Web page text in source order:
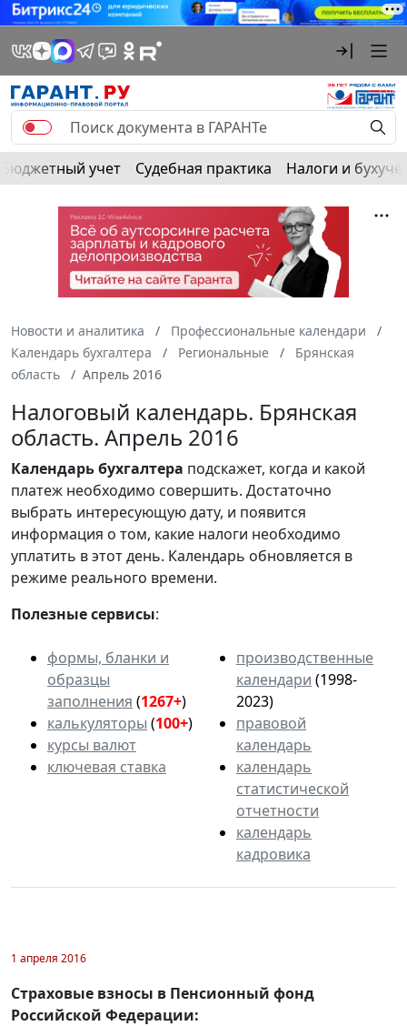
Бюджетный учет Судебная практика Налоги и
Новости и аналитика
Профессиональные календари
Календарь бухгалтера
Региональные
Брянская
область
Апрель 2016
Налоговый календарь. Брянская
область. Апрель 2016
Календарьбухгалтера подскажет, когда и какой
платеж необходимо совершить. Достаточно
выбрать интересующую дату, и появится
информация о том, какие налоги необходимо
уплатить в этот день. Календарь обновляется в
режиме реального времени.
Полезные сервисы:
формы, бланки и
образцы
заполнения (1267+)
калькуляторы (100+)
курсы валют
ключевая ставка
производственные
календари (1998-
2023)
правовой
календарь
календарь
статистической
отчетности
календарь
кадровика
1 апреля 2016
Страховые взносы в Пенсионный фонд
Российской Федерации: